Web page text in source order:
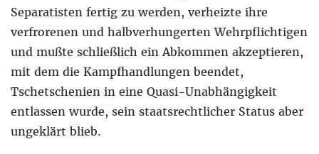
Separatisten fertig zu werden, verheizte ihre
verfrorenen und halbverhungerten Wehrpflichtigen
und mußte schließlich ein Abkommen akzeptieren,
mit dem die Kampfhandlungen beendet,
Tschetschenien in eine Quasi-Unabhängigkeit
entlassen wurde, sein staatsrechtlicher Status aber
ungeklärt blieb.